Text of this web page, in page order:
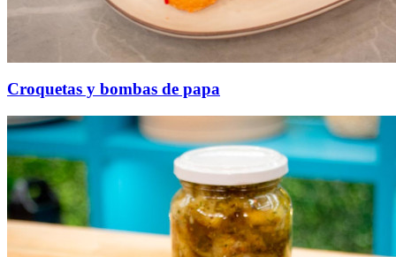
Croquetas y bombas de papa